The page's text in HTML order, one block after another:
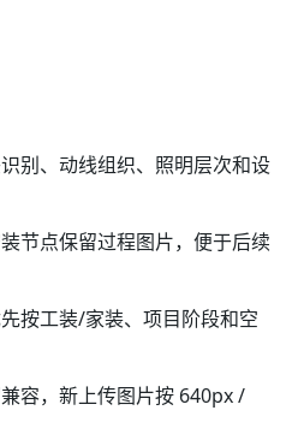
别、动线组织、照明层次和设
节点保留过程图片，便于后续
按工装/家装、项目阶段和空
容，新上传图片按 640px /